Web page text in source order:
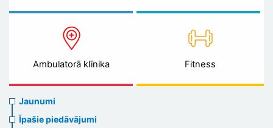
Ambulatorā klīnika Fitness
News
menu
Jaunumi
Īpašie piedāvājumi